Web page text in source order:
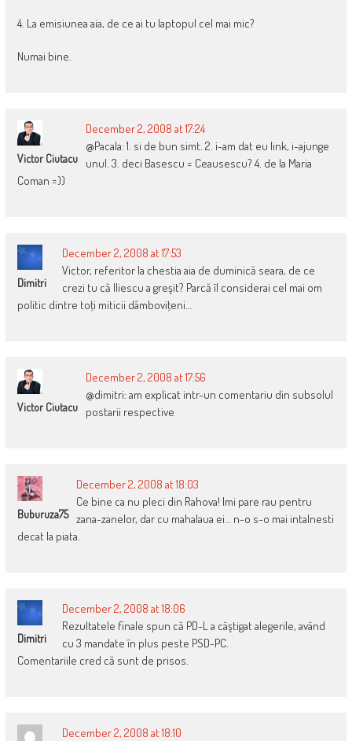
4. La emisiunea aia, de ce ai tu laptopul cel mai mic?
Numai bine.
Victor Ciutacu
December 2, 2008 at 17:24
@Pacala: 1. si de bun simt. 2. i-am dat eu link, i-ajunge
unul. 3. deci Basescu = Ceausescu? 4. de la Maria
Coman =))
Dimitri
December 2, 2008 at 17:53
Victor, referitor la chestia aia de duminică seara, de ce
crezi tu că Iliescu a greşit? Parcă îl considerai cel mai om
politic dintre toţi miticii dâmboviţeni…
Victor Ciutacu
December 2, 2008 at 17:56
@dimitri: am explicat intr-un comentariu din subsolul
postarii respective
Buburuza75
December 2, 2008 at 18:03
Ce bine ca nu pleci din Rahova! Imi pare rau pentru
zana-zanelor, dar cu mahalaua ei… n-o s-o mai intalnesti
decat la piata.
Dimitri
December 2, 2008 at 18:06
Rezultatele finale spun că PD-L a câştigat alegerile, având
cu 3 mandate în plus peste PSD-PC.
Comentariile cred că sunt de prisos.
December 2, 2008 at 18:10